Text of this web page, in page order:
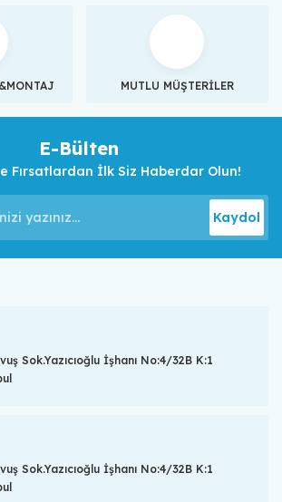
MUTLU MÜŞTERİLER
E-Bülten
Fırsatlardan İlk Siz Haberdar Olun!
Kaydol
Sok.Yazıcıoğlu İşhanı No:4/32B K:1
Sok.Yazıcıoğlu İşhanı No:4/32B K:1